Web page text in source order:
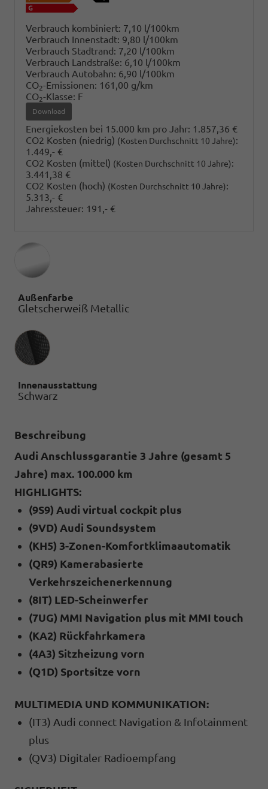
Verbrauch kombiniert: 7,10 l/100km
Verbrauch Innenstadt: 9,80 l/100km
Verbrauch Stadtrand: 7,20 l/100km
Verbrauch Landstraße: 6,10 l/100km
Verbrauch Autobahn: 6,90 l/100km
CO2-Emissionen: 161,00 g/km
CO2-Klasse: F
Download
Energiekosten bei 15.000 km pro Jahr: 1.857,36 €
CO2 Kosten (niedrig) (Kosten Durchschnitt 10 Jahre):
1.449,- €
CO2 Kosten (mittel) (Kosten Durchschnitt 10 Jahre):
3.441,38 €
CO2 Kosten (hoch) (Kosten Durchschnitt 10 Jahre):
5.313,- €
Jahressteuer: 191,- €
Außenfarbe
Gletscherweiß Metallic
Innenausstattung
Innenausstattung
Schwarz
Beschreibung
Audi Anschlussgarantie 3 Jahre (gesamt 5
Jahre) max. 100.000 km
HIGHLIGHTS:
(9S9) Audi virtual cockpit plus
(9VD) Audi Soundsystem
(KH5) 3-Zonen-Komfortklimaautomatik
(QR9) Kamerabasierte
Verkehrszeichenerkennung
(8IT) LED-Scheinwerfer
(7UG) MMI Navigation plus mit MMI touch
(KA2) Rückfahrkamera
(4A3) Sitzheizung vorn
(Q1D) Sportsitze vorn
MULTIMEDIA UND KOMMUNIKATION:
(IT3) Audi connect Navigation & Infotainment
plus
(QV3) Digitaler Radioempfang